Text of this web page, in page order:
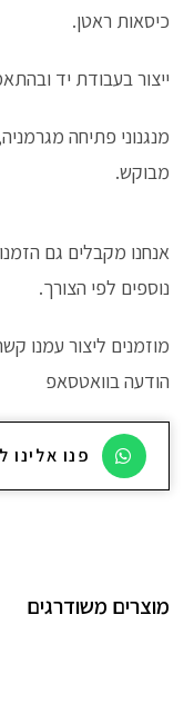
כיסאות ראטן.
ייצור בעבודת יד
מנגנוני פתיחה
מבוקש.
אנחנו מקבלים גם
נוספים לפי הצורך.
הודעה בוואטסאפ
פנו אלינו
מוצרים משודרגים